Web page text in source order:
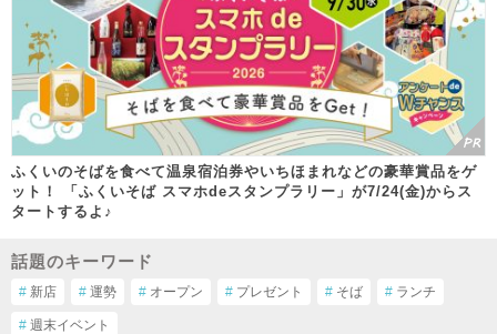
ふくいのそばを食べて温泉宿泊券やいちほまれなどの豪華賞品をゲ
ット！ 「ふくいそば スマホdeスタンプラリー」が7/24(金)からス
タートするよ♪
話題のキーワード
# 新店 # 運勢 # オープン # プレゼント # そば # ランチ
# 週末イベント